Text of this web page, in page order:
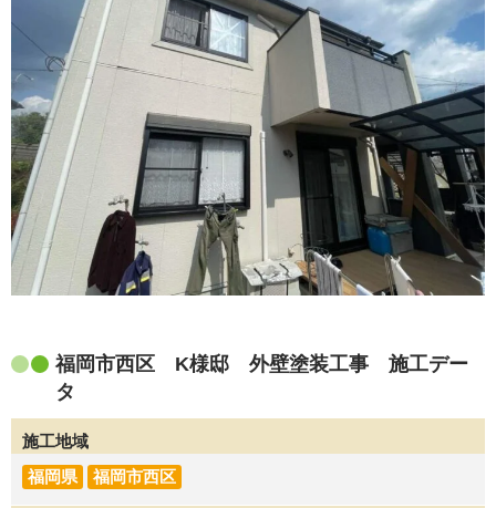
福岡市西区 K様邸 外壁塗装工事 施工デー
タ
施工地域
福岡県
福岡市西区